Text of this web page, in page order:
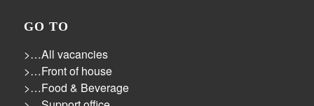
GO TO
>…All vacancies
>…Front of house
>…Food & Beverage